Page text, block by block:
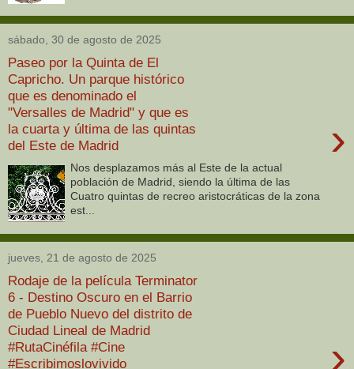
sábado, 30 de agosto de 2025
Paseo por la Quinta de El
Capricho. Un parque histórico
que es denominado el
"Versalles de Madrid" y que es
la cuarta y última de las quintas
del Este de Madrid
›
Nos desplazamos más al Este de la actual
población de Madrid, siendo la última de las
Cuatro quintas de recreo aristocráticas de la zona
est...
jueves, 21 de agosto de 2025
Rodaje de la película Terminator
6 - Destino Oscuro en el Barrio
de Pueblo Nuevo del distrito de
Ciudad Lineal de Madrid
#RutaCinéfila #Cine
#Escribimoslovivido
›